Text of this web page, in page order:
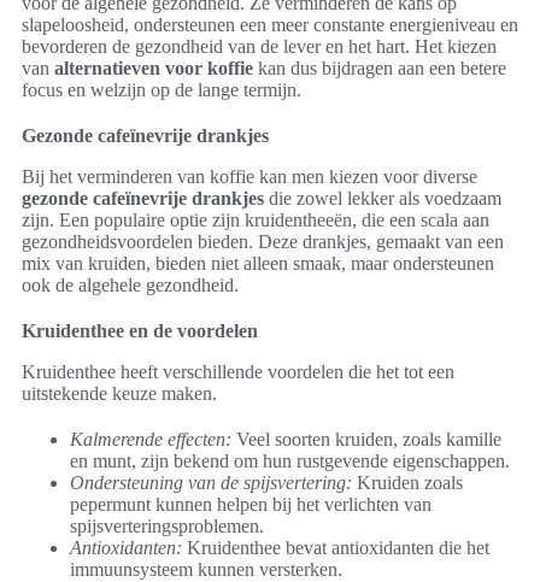
slapeloosheid, ondersteunen een meer constante energieniveau en
bevorderen de gezondheid van de lever en het hart. Het kiezen
van alternatieven voor koffie kan dus bijdragen aan een betere
focus en welzijn op de lange termijn.
Gezonde cafeïnevrije drankjes
Bij het verminderen van koffie kan men kiezen voor diverse
gezonde cafeïnevrije drankjes die zowel lekker als voedzaam
zijn. Een populaire optie zijn kruidentheeën, die een scala aan
gezondheidsvoordelen bieden. Deze drankjes, gemaakt van een
mix van kruiden, bieden niet alleen smaak, maar ondersteunen
ook de algehele gezondheid.
Kruidenthee en de voordelen
Kruidenthee heeft verschillende voordelen die het tot een
uitstekende keuze maken.
Kalmerende effecten: Veel soorten kruiden, zoals kamille
en munt, zijn bekend om hun rustgevende eigenschappen.
Ondersteuning van de spijsvertering: Kruiden zoals
pepermunt kunnen helpen bij het verlichten van
spijsverteringsproblemen.
Antioxidanten: Kruidenthee bevat antioxidanten die het
immuunsysteem kunnen versterken.